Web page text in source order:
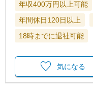
年収400万円以上可能
年間休日120日以上
18時までに退社可能
気になる